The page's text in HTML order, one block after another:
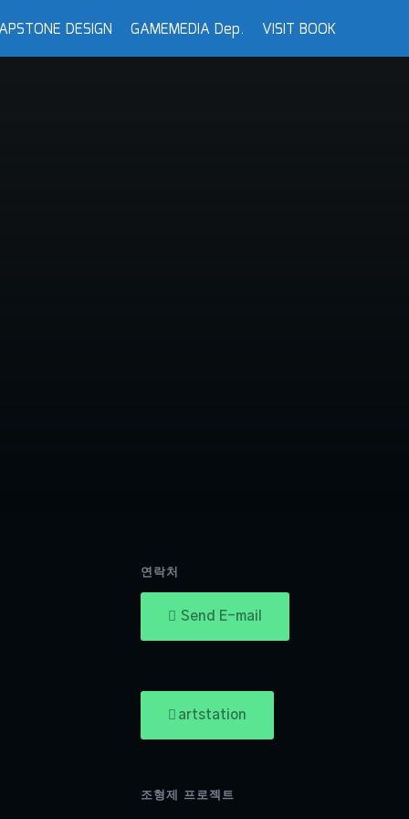
DESIGN GAMEMEDIA Dep. VISIT BOOK
연락처
Send E-mail
artstation
조형제 프로젝트